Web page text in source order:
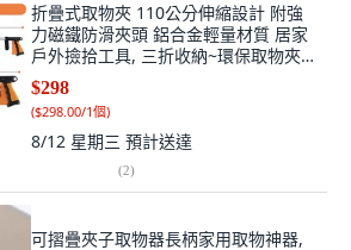
折疊式取物夾 110公分伸縮設計 附強
力磁鐵防滑夾頭 鋁合金輕量材質 居家
戶外撿拾工具, 三折收納~環保取物夾
【橙】, 1個
$298
($298.00/1個)
8/12 星期三 預計送達
(2)
可摺疊夾子取物器長柄家用取物神器,